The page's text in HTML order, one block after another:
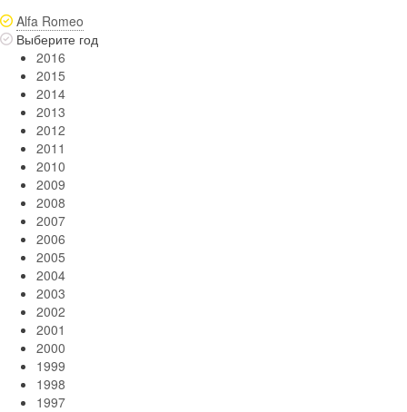
Alfa Romeo
Выберите год
2016
2015
2014
2013
2012
2011
2010
2009
2008
2007
2006
2005
2004
2003
2002
2001
2000
1999
1998
1997